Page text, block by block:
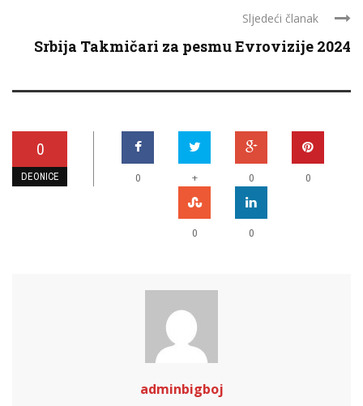
Sljedeći članak
Srbija Takmičari za pesmu Evrovizije 2024
0
DEONICE 0 + 0 0
0 0
adminbigboj